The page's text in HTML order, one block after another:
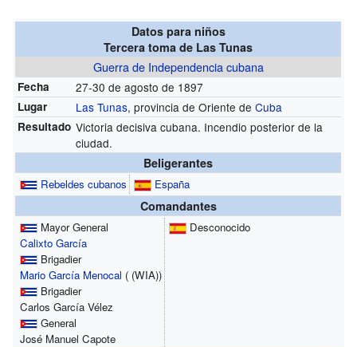
Datos para niños
Tercera toma de Las Tunas
Guerra de Independencia cubana
Fecha 27-30 de agosto de 1897
Lugar Las Tunas, provincia de Oriente deCuba
Resultado Victoria decisiva cubana. Incendio posterior de la
ciudad.
Beligerantes
Rebeldes cubanos España
Comandantes
Mayor General
Calixto García
Brigadier
Mario García Menocal ( (WIA))
Brigadier
Carlos García Vélez
General
José Manuel Capote
Desconocido